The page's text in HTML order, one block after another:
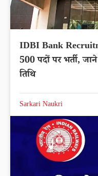
IDBI Bank
500 पदों पर भर्ती,
तिथि
Sarkari Naukri